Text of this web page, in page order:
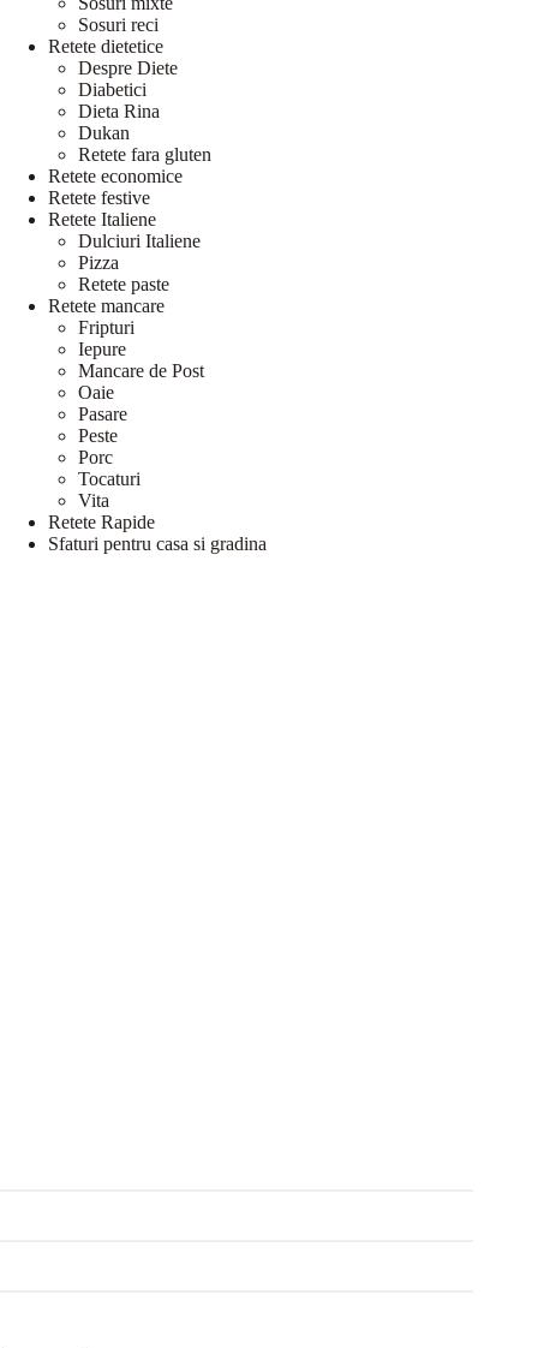
Sosuri reci
Retete dietetice
Despre Diete
Diabetici
Dieta Rina
Dukan
Retete fara gluten
Retete economice
Retete festive
Retete Italiene
Dulciuri Italiene
Pizza
Retete paste
Retete mancare
Fripturi
Iepure
Mancare de Post
Oaie
Pasare
Peste
Porc
Tocaturi
Vita
Retete Rapide
Sfaturi pentru casa si gradina